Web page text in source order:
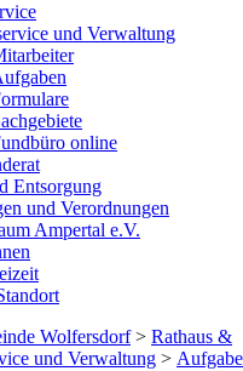
und Verwaltung
online
Entsorgung
und Verordnungen
Ampertal e.V.
Wolfersdorf> Rathaus &
und Verwaltung >